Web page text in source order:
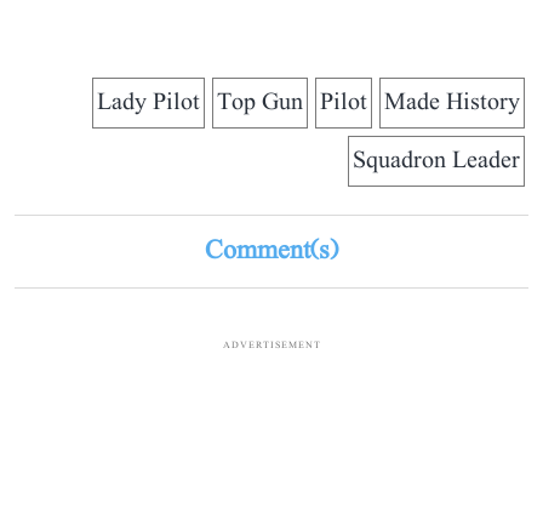
Made History
Pilot
Top Gun
Lady Pilot
Squadron Leader
Comment(s)
ADVERTISEMENT